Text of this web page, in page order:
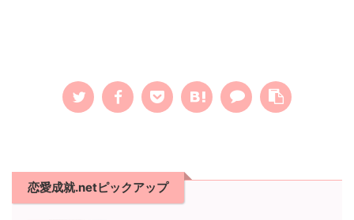
恋愛成就.netピックアップ